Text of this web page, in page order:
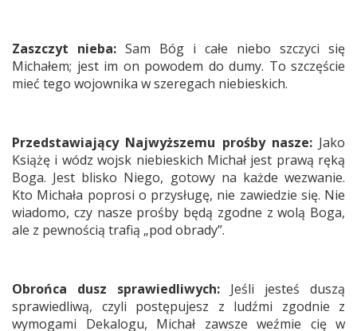
Zaszczyt nieba: Sam Bóg i całe niebo szczyci się
Michałem; jest im on powodem do dumy. To szczęście
mieć tego wojownika w szeregach niebieskich.
Przedstawiający Najwyższemu prośby nasze:Jako
Książę i wódz wojsk niebieskich Michał jest prawą ręką
Boga. Jest blisko Niego, gotowy na każde wezwanie.
Kto Michała poprosi o przysługę, nie zawiedzie się. Nie
wiadomo, czy nasze prośby będą zgodne z wolą Boga,
ale z pewnością trafią „pod obrady”.
Obrońca dusz sprawiedliwych: Jeśli jesteś duszą
sprawiedliwą, czyli postępujesz z ludźmi zgodnie z
wymogami Dekalogu, Michał zawsze weźmie cię w